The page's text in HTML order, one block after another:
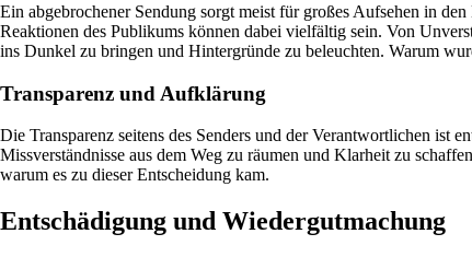
Ein abgebrochener Sendung sorgt meist für großes Aufsehen in
Reaktionen des Publikums können dabei vielfältig sein. Von
ins Dunkel zu bringen und Hintergründe zu beleuchten. Warum
Transparenz und Aufklärung
Die Transparenz seitens des Senders und der Verantwortlichen ist
Missverständnisse aus dem Weg zu räumen und Klarheit zu
warum es zu dieser Entscheidung kam.
Entschädigung und Wiedergutmachung